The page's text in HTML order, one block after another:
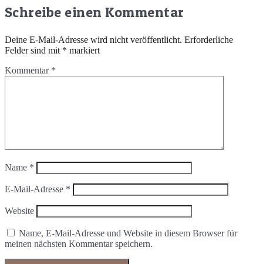
Schreibe einen Kommentar
Deine E-Mail-Adresse wird nicht veröffentlicht. Erforderliche
Felder sind mit * markiert
Kommentar *
Name *
E-Mail-Adresse *
Website
Name, E-Mail-Adresse und Website in diesem Browser für
meinen nächsten Kommentar speichern.